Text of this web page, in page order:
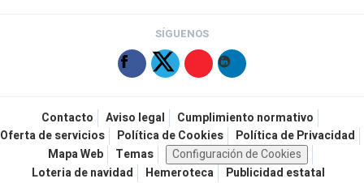
SÍGUENOS
Contacto Aviso legal
Cumplimiento normativo
Oferta de servicios
Política de Cookies
Política de Privacidad
Mapa Web
Temas
Configuración de Cookies
Loteria de navidad
Hemeroteca Publicidad estatal